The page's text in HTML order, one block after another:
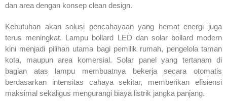
dan area dengan konsep clean design.
Kebutuhan akan solusi pencahayaan yang hemat energi juga
terus meningkat. Lampu bollard LED dan solar bollard modern
kini menjadi pilihan utama bagi pemilik rumah, pengelola taman
kota, maupun area komersial. Solar panel yang tertanam di
bagian atas lampu membuatnya bekerja secara otomatis
berdasarkan intensitas cahaya sekitar, memberikan efisiensi
maksimal sekaligus mengurangi biaya listrik jangka panjang.